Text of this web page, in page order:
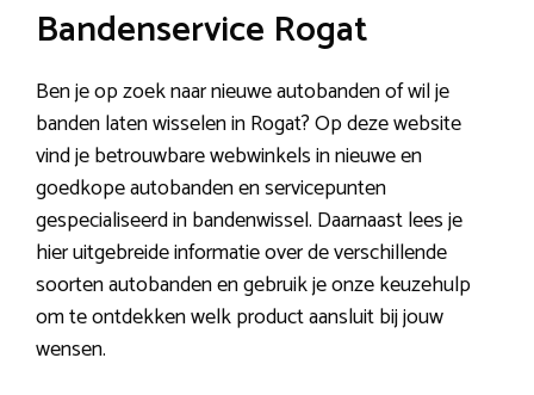
Bandenservice Rogat
Ben je op zoek naar nieuwe autobanden of wil je
banden laten wisselen in Rogat? Op deze website
vind je betrouwbare webwinkels in nieuwe en
goedkope autobanden en servicepunten
gespecialiseerd in bandenwissel. Daarnaast lees je
hier uitgebreide informatie over de verschillende
soorten autobanden en gebruik je onze keuzehulp
om te ontdekken welk product aansluit bij jouw
wensen.